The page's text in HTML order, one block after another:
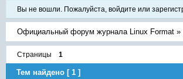
Вы не вошли. Пожалуйста, войдите или
Официальный форум журнала Linux Format »
Страницы 1
Тем найдено [ 1 ]